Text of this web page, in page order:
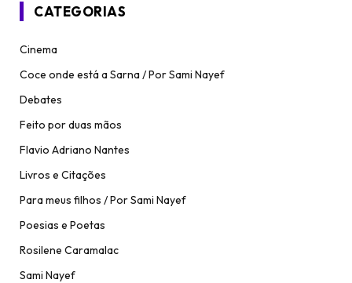
CATEGORIAS
Cinema
Coce onde está a Sarna / Por Sami Nayef
Debates
Feito por duas mãos
Flavio Adriano Nantes
Livros e Citações
Para meus filhos / Por Sami Nayef
Poesias e Poetas
Rosilene Caramalac
Sami Nayef